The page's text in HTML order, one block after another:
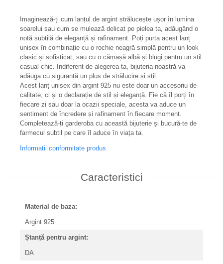
Imaginează-ți cum lanțul de argint strălucește ușor în lumina
soarelui sau cum se mulează delicat pe pielea ta, adăugând o
notă subtilă de eleganță și rafinament. Poți purta acest lanț
unisex în combinație cu o rochie neagră simplă pentru un look
clasic și sofisticat, sau cu o cămașă albă și blugi pentru un stil
casual-chic. Indiferent de alegerea ta, bijuteria noastră va
adăuga cu siguranță un plus de strălucire și stil.
Acest lanț unisex din argint 925 nu este doar un accesoriu de
calitate, ci și o declarație de stil și eleganță. Fie că îl porți în
fiecare zi sau doar la ocazii speciale, acesta va aduce un
sentiment de încredere și rafinament în fiecare moment.
Completează-ți garderoba cu această bijuterie și bucură-te de
farmecul subtil pe care îl aduce în viața ta.
Informatii conformitate produs
Caracteristici
Material de baza:
Argint 925
Ștanță pentru argint:
DA